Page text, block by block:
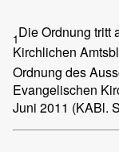
1Die Ordnung tritt
Kirchlichen
Ordnung des
Evangelischen
Juni 2011 (KABl.